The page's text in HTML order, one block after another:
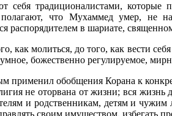
традиционалистами, которые
что Мухаммед умер, не
в шариате,
молиться, до того, как вести
божественно регулируемое,
применил обобщения Корана к
не оторвана от жизни; вся жизнь
и родственникам, детям и чужим